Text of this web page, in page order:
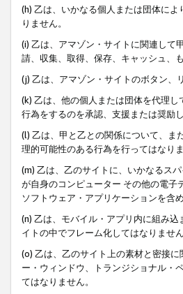
(h) 乙は、いかなる個人または団体に
りません。
(i) 乙は、アマゾン・サイトに関連して
請、収集、取得、保存、キャッシュ、
(j) 乙は、アマゾン・サイトのボタン、
(k) 乙は、他の個人または団体を代理
行為をするのを承認、支援または奨励
(l) 乙は、甲と乙との関係について、ま
理的可能性のある行為を行ってはなりま
(m) 乙は、乙のサイトに、いかなるス
が自身のコンピューター その他の電
ソフトウェア・アプリケーションを含
(n) 乙は、モバイル・アプリ内に組み
イトの中でフレーム化してはなりませ
(o) 乙は、乙のサイト上の素材と密接
ー・ウィンドウ、トランジショナル・
てはなりません。